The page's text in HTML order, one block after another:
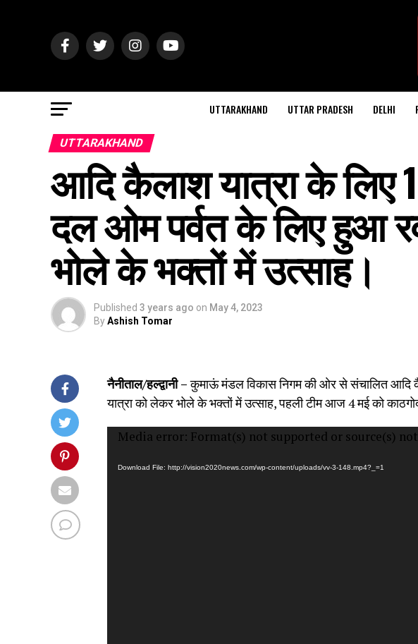
UTTARAKHAND UTTAR PRADESH DELHI
UTTARAKHAND
आदि कैलाश यात्रा के लिए
दल ओम पर्वत के लिए हुआ
भोले के भक्तों में उत्साह।
Published 3 years ago on May 4, 2023
ByAshish Tomar
नैनीताल/हल्द्वानी –कुमाऊं मंडल विकास निगम की ओर से संचालित
यात्रा को लेकर भोले के भक्तों में उत्साह, पहली टीम आज 4 मई को
Video
Media error: Format(s) not supported or source(s)
Download File: http://vision2020news.com/wp-content/uploads/vv-3-148.mp4?_=1